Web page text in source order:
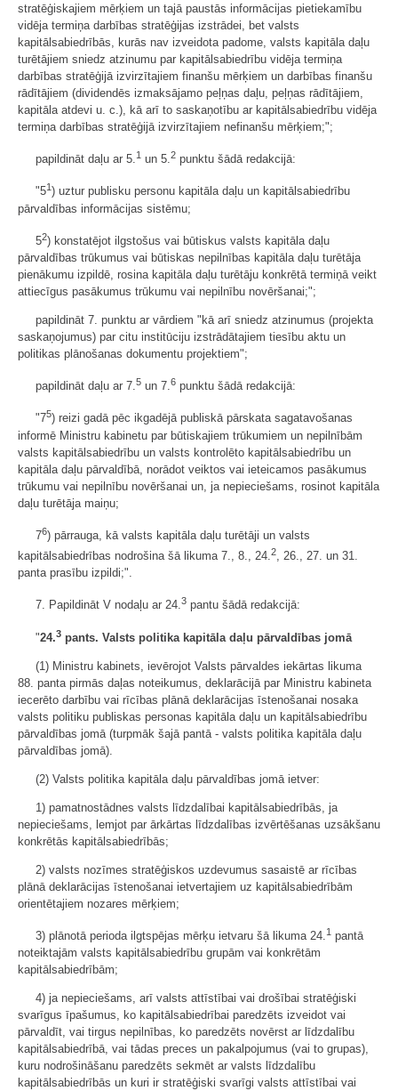
stratēģiskajiem mērķiem un tajā paustās informācijas pietiekamību
vidēja termiņa darbības stratēģijas izstrādei, bet valsts
kapitālsabiedrībās, kurās nav izveidota padome, valsts kapitāla daļu
turētājiem sniedz atzinumu par kapitālsabiedrību vidēja termiņa
darbības stratēģijā izvirzītajiem finanšu mērķiem un darbības finanšu
rādītājiem (dividendēs izmaksājamo peļņas daļu, peļņas rādītājiem,
kapitāla atdevi u. c.), kā arī to saskaņotību ar kapitālsabiedrību vidēja
termiņa darbības stratēģijā izvirzītajiem nefinanšu mērķiem;";
papildināt daļu ar 5.1 un 5.2 punktu šādā redakcijā:
"51 ) uztur publisku personu kapitāla daļu un kapitālsabiedrību
pārvaldības informācijas sistēmu;
52) konstatējot ilgstošus vai būtiskus valsts kapitāla daļu
pārvaldības trūkumus vai būtiskas nepilnības kapitāla daļu turētāja
pienākumu izpildē, rosina kapitāla daļu turētāju konkrētā termiņā veikt
attiecīgus pasākumus trūkumu vai nepilnību novēršanai;";
papildināt 7. punktu ar vārdiem "kā arī sniedz atzinumus (projekta
saskaņojumus) par citu institūciju izstrādātajiem tiesību aktu un
politikas plānošanas dokumentu projektiem";
papildināt daļu ar 7.5 un 7.6 punktu šādā redakcijā:
"75) reizi gadā pēc ikgadējā publiskā pārskata sagatavošanas
informē Ministru kabinetu par būtiskajiem trūkumiem un nepilnībām
valsts kapitālsabiedrību un valsts kontrolēto kapitālsabiedrību un
kapitāla daļu pārvaldībā, norādot veiktos vai ieteicamos pasākumus
trūkumu vai nepilnību novēršanai un, ja nepieciešams, rosinot kapitāla
daļu turētāja maiņu;
76) pārrauga, kā valsts kapitāla daļu turētāji un valsts
kapitālsabiedrības nodrošina šā likuma 7., 8., 24.2, 26., 27. un 31.
panta prasību izpildi;".
7. Papildināt V nodaļu ar 24.3 pantu šādā redakcijā:
"24.3 pants. Valsts politika kapitāla daļu pārvaldības jomā
(1) Ministru kabinets, ievērojot Valsts pārvaldes iekārtas likuma
88. panta pirmās daļas noteikumus, deklarācijā par Ministru kabineta
iecerēto darbību vai rīcības plānā deklarācijas īstenošanai nosaka
valsts politiku publiskas personas kapitāla daļu un kapitālsabiedrību
pārvaldības jomā (turpmāk šajā pantā - valsts politika kapitāla daļu
pārvaldības jomā).
(2) Valsts politika kapitāla daļu pārvaldības jomā ietver:
1) pamatnostādnes valsts līdzdalībai kapitālsabiedrībās, ja
nepieciešams, lemjot par ārkārtas līdzdalības izvērtēšanas uzsākšanu
konkrētās kapitālsabiedrībās;
2) valsts nozīmes stratēģiskos uzdevumus sasaistē ar rīcības
plānā deklarācijas īstenošanai ietvertajiem uz kapitālsabiedrībām
orientētajiem nozares mērķiem;
3) plānotā perioda ilgtspējas mērķu ietvaru šā likuma 24.1 pantā
noteiktajām valsts kapitālsabiedrību grupām vai konkrētām
kapitālsabiedrībām;
4) ja nepieciešams, arī valsts attīstībai vai drošībai stratēģiski
svarīgus īpašumus, ko kapitālsabiedrībai paredzēts izveidot vai
pārvaldīt, vai tirgus nepilnības, ko paredzēts novērst ar līdzdalību
kapitālsabiedrībā, vai tādas preces un pakalpojumus (vai to grupas),
kuru nodrošināšanu paredzēts sekmēt ar valsts līdzdalību
kapitālsabiedrībās un kuri ir stratēģiski svarīgi valsts attīstībai vai